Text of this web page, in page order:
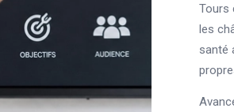
Tours
les
santé